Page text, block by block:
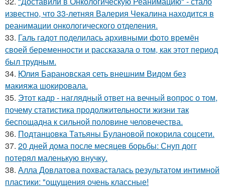
известно, что 33-летняя Валерия Чекалина находится в
реанимации онкологического отделения.
33. Галь гадот поделилась архивными фото времён
своей беременности и рассказала о том, как этот период
был трудным.
34. Юлия Барановская сеть внешним Видом без
макияжа шокировала.
35. Этот кадр - наглядный ответ на вечный вопрос о том,
почему статистика продолжительности жизни так
беспощадна к сильной половине человечества.
36. Подтанцовка Татьяны Булановой покорила соцсети.
37. 20 дней дома после месяцев борьбы: Снуп догг
потерял маленькую внучку.
38. Алла Довлатова похвасталась результатом интимной
пластики: "ощущения очень классные!